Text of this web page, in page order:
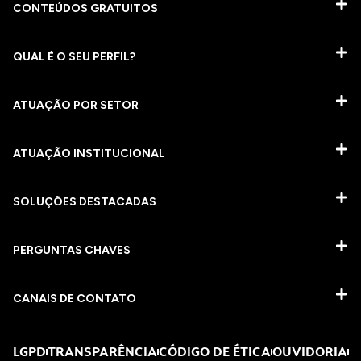
CONTEÚDOS GRATUITOS
QUAL É O SEU PERFIL?
ATUAÇÃO POR SETOR
ATUAÇÃO INSTITUCIONAL
SOLUÇÕES DESTACADAS
PERGUNTAS CHAVES​
CANAIS DE CONTATO
LGPDTRANSPARÊNCIACÓDIGO DE ÉTICAOUVIDORIA